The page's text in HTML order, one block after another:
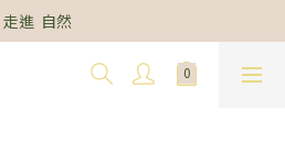
走進  自然